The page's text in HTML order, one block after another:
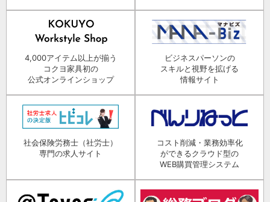
4,000アイテム以上が揃う
コクヨ家具初の
公式オンラインショップ
ビジネスパーソンの
スキルと視野を拡げる
情報サイト
社会保険労務士（社労士）
専門の求人サイト
コスト削減・業務効率化
ができるクラウド型の
WEB購買管理システム